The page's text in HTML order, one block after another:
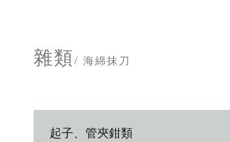
雜類/ 海綿抹刀
起子、管夾鉗類